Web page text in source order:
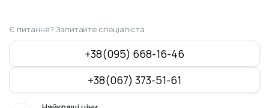
Є питання? Запитайте спеціаліста
+38(095) 668-16-46
+38(067) 373-51-61